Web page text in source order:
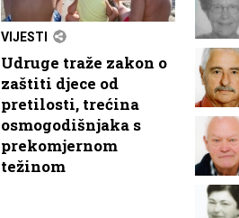
VIJESTI
Udruge traže zakon o
zaštiti djece od
pretilosti, trećina
osmogodišnjaka s
prekomjernom
težinom